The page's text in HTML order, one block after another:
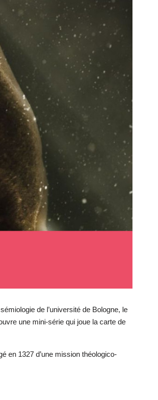
de l’université de Bologne, le
une mini-série qui joue la carte de
en 1327 d’une mission théologico-